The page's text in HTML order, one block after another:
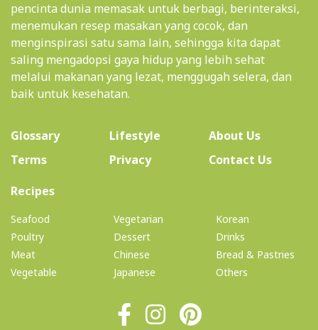
pencinta dunia memasak untuk berbagi, berinteraksi,
menemukan resep masakan yang cocok, dan
menginspirasi satu sama lain, sehingga kita dapat
saling mengadopsi gaya hidup yang lebih sehat
melalui makanan yang lezat, menggugah selera, dan
baik untuk kesehatan.
Glossary Lifestyle About Us(current)
Terms
Privacy
Contact Us
Recipes(current)
Seafood
Poultry
Meat
Vegetable
Vegetarian
Dessert
Chinese
Japanese
Korean
Drinks
Bread & Pastries
Others